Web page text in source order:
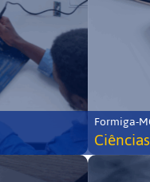
Formiga-